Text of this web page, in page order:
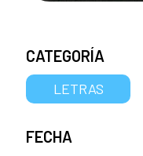
CATEGORÍA
LETRAS
FECHA